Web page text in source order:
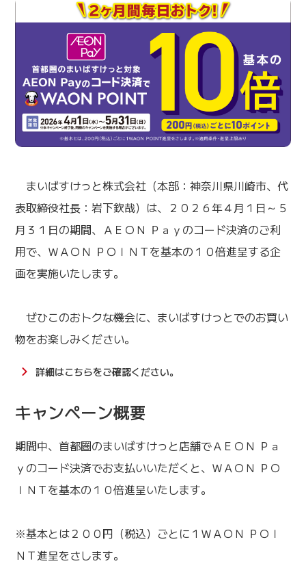
まいばすけっと株式会社（本部：神奈川県川崎市、代
表取締役社長：岩下欽哉）は、２０２６年４月１日～５
月３１日の期間、ＡＥＯＮ Ｐａｙのコード決済のご利
用で、ＷＡＯＮ ＰＯＩＮＴを基本の１０倍進呈する企
画を実施いたします。
ぜひこのおトクな機会に、まいばすけっとでのお買い
物をお楽しみください。
詳細はこちらをご確認ください。
キャンペーン概要
期間中、首都圏のまいばすけっと店舗でＡＥＯＮ Ｐａ
ｙのコード決済でお支払いいただくと、ＷＡＯＮ ＰＯ
ＩＮＴを基本の１０倍進呈いたします。
※基本とは２００円（税込）ごとに１ＷＡＯＮ ＰＯＩ
ＮＴ進呈をさします。